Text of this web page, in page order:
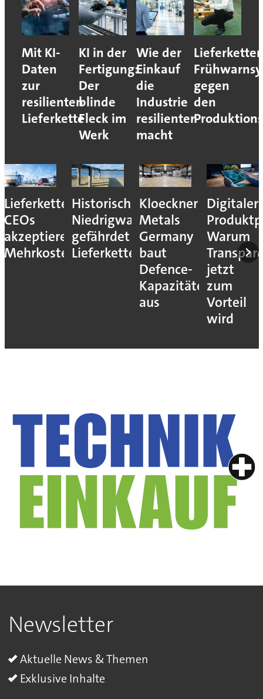
Mit KI-
Daten
zur
resilienten
Lieferkette
KI in der
Fertigung:
Der
blinde
Fleck im
Werk
Wie der
Einkauf
die
Industrie
resilienter
macht
gegen
den
Lieferkettenresilienz:
CEOs
akzeptieren
Mehrkosten
Historisches
Niedrigwasser
gefährdet
Lieferketten
Kloeckner
Metals
Germany
baut
Defence-
Kapazitäten
aus
Digitaler
Warum
jetzt
zum
Vorteil
wird
Newsletter
Aktuelle News & Themen
Exklusive Inhalte